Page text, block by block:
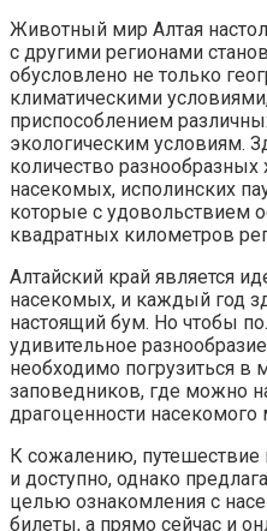
Животный мир Алтая
с другими регионами
обусловлено не только
климатическими
приспособлением
экологическим условиям.
количество
насекомых, исполинских
которые с удовольствием
квадратных километров
Алтайский край является
насекомых, и каждый год
настоящий бум. Но чтобы
удивительное
необходимо погрузиться в
заповедников, где можно
драгоценности насекомого
К сожалению, путешествие
и доступно, однако
целью ознакомления с
билеты, а прямо сейчас и